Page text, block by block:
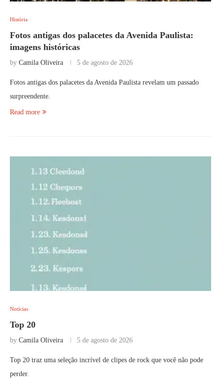
História
Fotos antigas dos palacetes da Avenida Paulista:
imagens históricas
by Camila Oliveira 5 de agosto de 2026
Fotos antigas dos palacetes da Avenida Paulista revelam um passado
surpreendente.
Read more
Notícias
Top 20
by Camila Oliveira 5 de agosto de 2026
Top 20 traz uma seleção incrível de clipes de rock que você não pode
perder.